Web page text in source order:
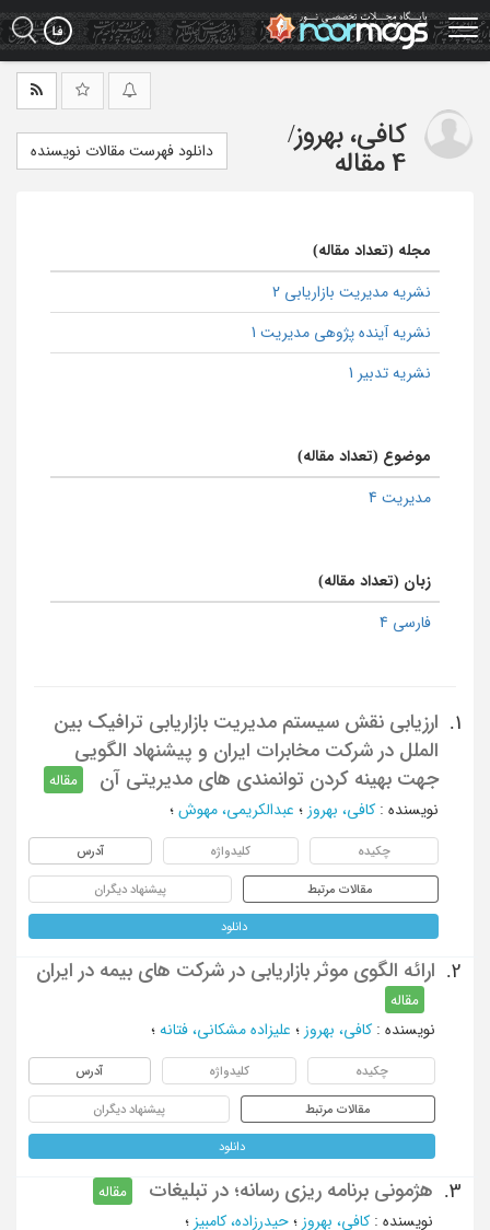
Skip
to
main
کافی، بهروز/
4 مقاله
دانلود فهرست مقالات نویسنده
مجله (تعداد مقاله)
نشریه مدیریت بازاریابی 2
نشریه آینده پژوهی مدیریت 1
نشریه تدبیر 1
موضوع (تعداد مقاله)
مدیریت 4
زبان (تعداد مقاله)
فارسی 4
1.
ارزیابی نقش سیستم مدیریت بازاریابی ترافیک بین
الملل در شرکت مخابرات ایران و پیشنهاد الگویی
جهت بهینه کردن توانمندی های مدیریتی آن
مقاله
نویسنده : کافی، بهروز ؛ عبدالکریمی، مهوش ؛
چکیده کلیدواژه آدرس
مقالات مرتبط پیشنهاد دیگران
دانلود
2. ارائه الگوی موثر بازاریابی در شرکت های بیمه در ایران
مقاله
نویسنده : کافی، بهروز ؛ علیزاده مشکانی، فتانه ؛
چکیده کلیدواژه آدرس
مقالات مرتبط پیشنهاد دیگران
دانلود
3. هژمونی برنامه ریزی رسانه؛ در تبلیغات
مقاله
نویسنده : کافی، بهروز ؛ حیدرزاده، کامبیز ؛